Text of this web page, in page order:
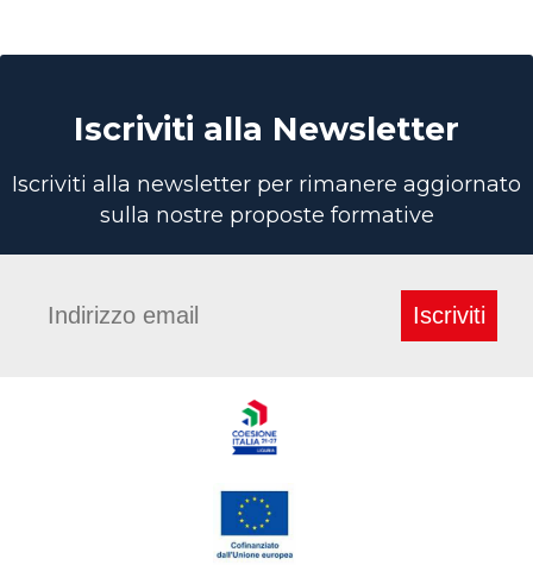
Iscriviti alla Newsletter
Iscriviti alla newsletter per rimanere aggiornato
sulla nostre proposte formative
Iscriviti